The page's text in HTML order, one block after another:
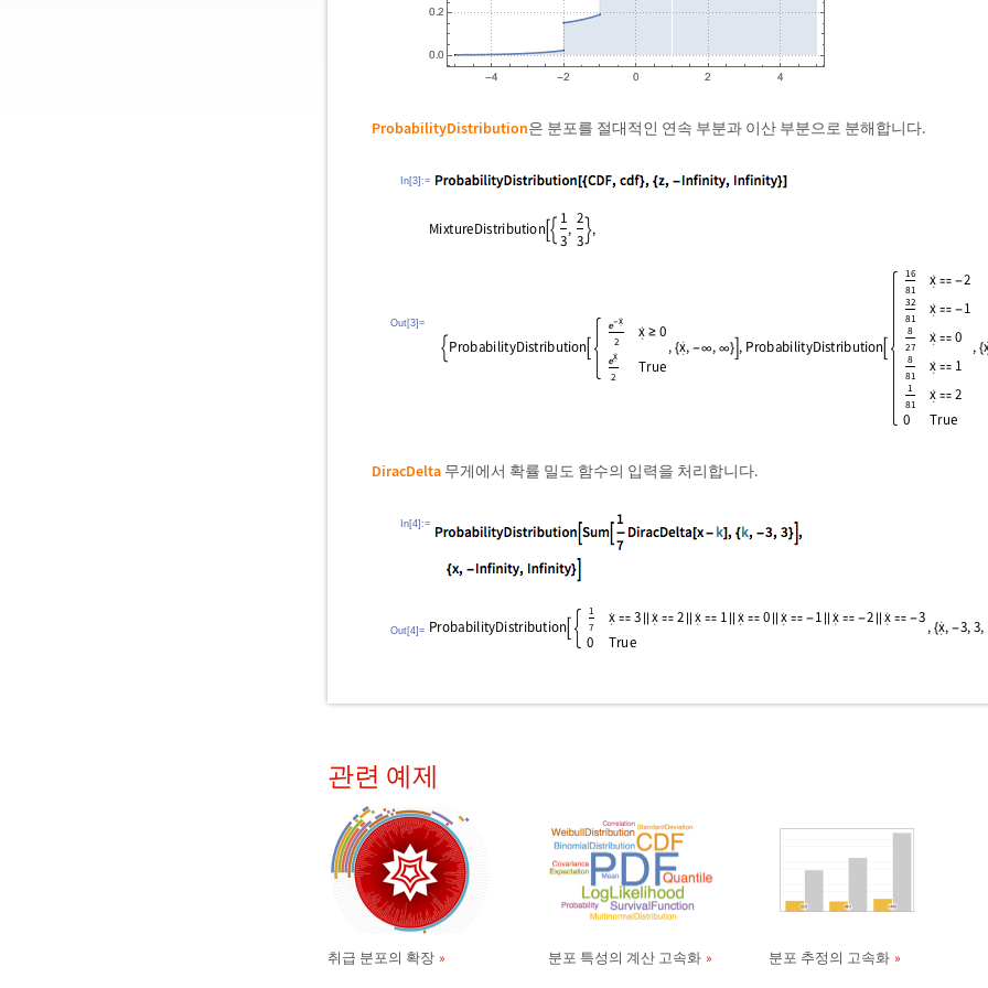
ProbabilityDistribution은 분포를 절대적인 연속 부분과 이산 부분으로 분해합니다.
In[3]:=
Out[3]=
DiracDelta 무게에서 확률 밀도 함수의 입력을 처리합니다.
In[4]:=
Out[4]=
관련 예제
취급 분포의 확장 분포 특성의 계산 고속화 분포 추정의 고속화